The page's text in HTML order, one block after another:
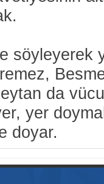
söyleyerek
da
yer
doyar.